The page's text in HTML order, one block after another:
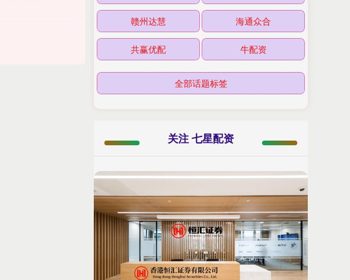
赣州达慧 海通众合
共赢优配 牛配资
全部话题标签
关注 七星配资